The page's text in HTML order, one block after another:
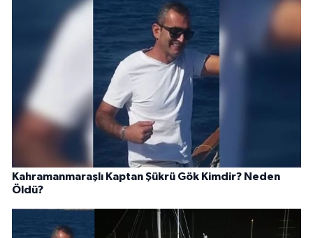
Kahramanmaraşlı Kaptan Şükrü Gök Kimdir? Neden
Öldü?